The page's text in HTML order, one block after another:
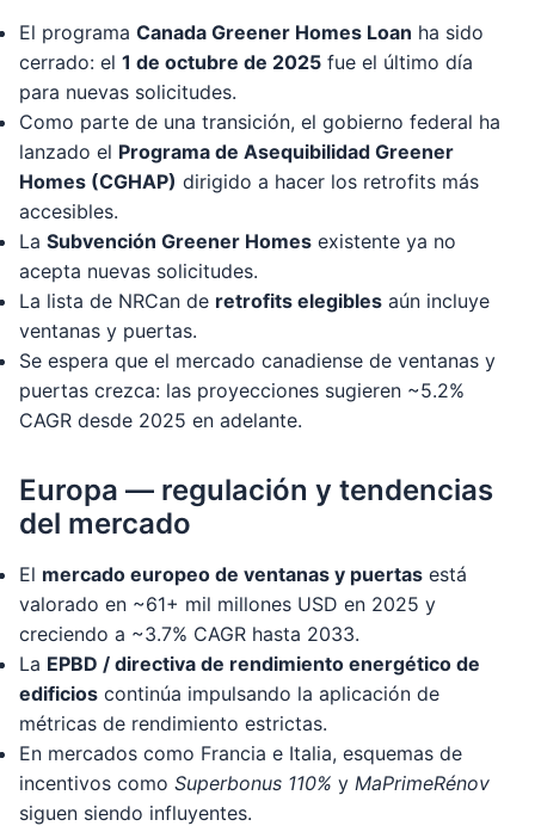
El programa Canada Greener Homes Loan ha sido
cerrado: el 1 de octubre de 2025 fue el último día
para nuevas solicitudes.
Como parte de una transición, el gobierno federal ha
lanzado el Programa de Asequibilidad Greener
Homes (CGHAP) dirigido a hacer los retrofits más
accesibles.
La Subvención Greener Homes existente ya no
acepta nuevas solicitudes.
La lista de NRCan de retrofits elegibles aún incluye
ventanas y puertas.
Se espera que el mercado canadiense de ventanas y
puertas crezca: las proyecciones sugieren ~5.2%
CAGR desde 2025 en adelante.
Europa — regulación y tendencias
del mercado
El mercado europeo de ventanas y puertas está
valorado en ~61+ mil millones USD en 2025 y
creciendo a ~3.7% CAGR hasta 2033.
La EPBD / directiva de rendimiento energético de
edificios continúa impulsando la aplicación de
métricas de rendimiento estrictas.
En mercados como Francia e Italia, esquemas de
incentivos como Superbonus 110% y MaPrimeRénov
siguen siendo influyentes.